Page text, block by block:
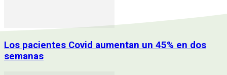
Los pacientes Covid aumentan un 45% en dos
semanas